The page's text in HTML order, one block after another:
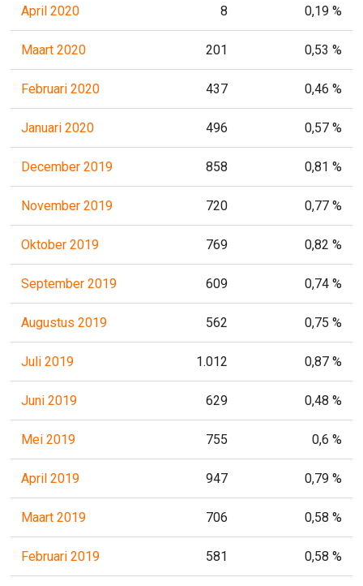
April 2020 8 0,19 %
Maart 2020 201 0,53 %
Februari 2020 437 0,46 %
Januari 2020 496 0,57 %
December 2019 858 0,81 %
November 2019 720 0,77 %
Oktober 2019 769 0,82 %
September 2019 609 0,74 %
Augustus 2019 562 0,75 %
Juli 2019 1.012 0,87 %
Juni 2019 629 0,48 %
Mei 2019 755 0,6 %
April 2019 947 0,79 %
Maart 2019 706 0,58 %
Februari 2019 581 0,58 %